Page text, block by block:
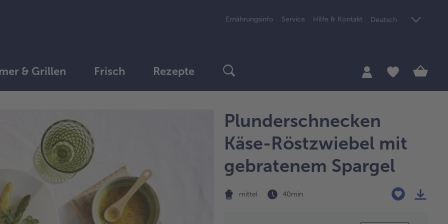
Ernährungsinfo Service Hilfe & Kontakt Deutsch
& Grillen Frisch Rezepte
Plunderschnecken
Käse-Röstzwiebel mit
gebratenem Spargel
mittel 40 min